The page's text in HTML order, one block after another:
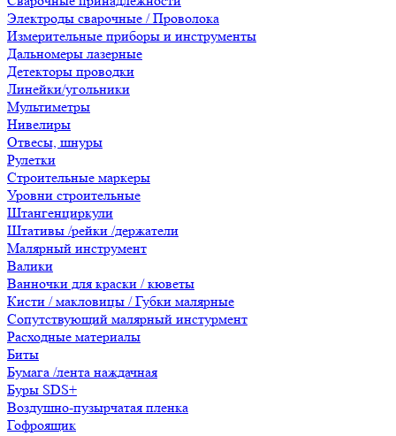
Электроды сварочные / Проволока
Измерительные приборы и инструменты
Дальномеры лазерные
Детекторы проводки
Линейки/угольники
Мультиметры
Нивелиры
Отвесы, шнуры
Рулетки
Строительные маркеры
Уровни строительные
Штангенциркули
Штативы /рейки /держатели
Малярный инструмент
Валики
Ванночки для краски / кюветы
Кисти / макловицы / Губки малярные
Сопутствующий малярный инстурмент
Расходные материалы
Биты
Бумага /лента наждачная
Буры SDS+
Воздушно-пузырчатая пленка
Гофроящик